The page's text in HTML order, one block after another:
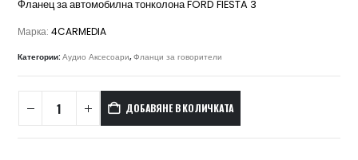
Фланец за автомобилна тонколона FORD FIESTA 3
Марка:4CARMEDIA
Категории:Аудио Аксесоари,Фланци за говорители
ДОБАВЯНЕ В КОЛИЧКАТА